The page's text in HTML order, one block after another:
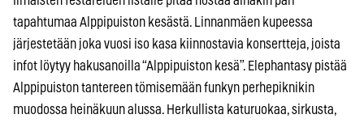
tapahtumaa Alppipuiston kesästä. Linnanmäen kupeessa
järjestetään joka vuosi iso kasa kiinnostavia konsertteja, joista
infot löytyy hakusanoilla “Alppipuiston kesä”. Elephantasy pistää
Alppipuiston tantereen tömisemään funkyn perhepiknikin
muodossa heinäkuun alussa. Herkullista katuruokaa, sirkusta,